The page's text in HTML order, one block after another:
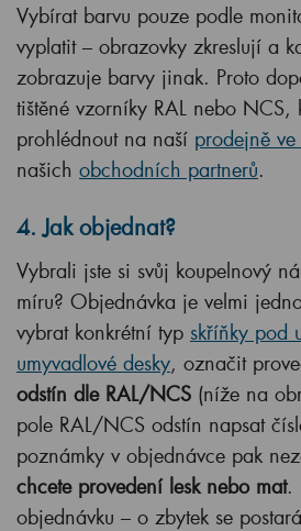
Vybírat barvu pouze podle
vyplatit – obrazovky zkreslují a
zobrazuje barvy jinak. Proto
tištěné vzorníky RAL nebo NCS,
prohlédnout na naší prodejně ve
našich obchodních partnerů.
4. Jak objednat?
Vybrali jste si svůj koupelnový
míru? Objednávka je velmi
vybrat konkrétní typ skříňky pod
umyvadlové desky, označit
odstín dle RAL/NCS (níže na
pole RAL/NCS odstín napsat
poznámky v objednávce pak
chcete provedení lesk nebo mat.
objednávku – o zbytek se